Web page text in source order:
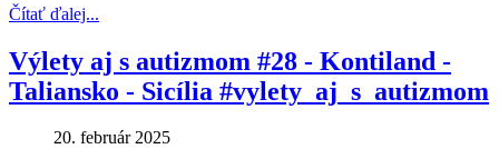
Čítať ďalej...
Výlety aj s autizmom #28 - Kontiland -
Taliansko - Sicília #vylety_aj_s_autizmom
20. február 2025